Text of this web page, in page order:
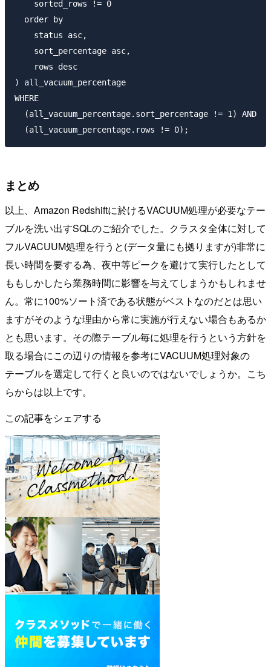
    sorted_rows != 0
  order by
    status asc,
    sort_percentage asc,
    rows desc
) all_vacuum_percentage
WHERE
  (all_vacuum_percentage.sort_percentage != 1) AND
まとめ
以上、Amazon Redshiftに於けるVACUUM処理が必要なテー
ブルを洗い出すSQLのご紹介でした。クラスタ全体に対して
フルVACUUM処理を行うと(データ量にも拠りますが)非常に
長い時間を要する為、夜中等ピークを避けて実行したとして
ももしかしたら業務時間に影響を与えてしまうかもしれませ
ん。常に100%ソート済である状態がベストなのだとは思い
ますがそのような理由から常に実施が行えない場合もあるか
とも思います。その際テーブル毎に処理を行うという方針を
取る場合にこの辺りの情報を参考にVACUUM処理対象の
テーブルを選定して行くと良いのではないでしょうか。こち
らからは以上です。
この記事をシェアする